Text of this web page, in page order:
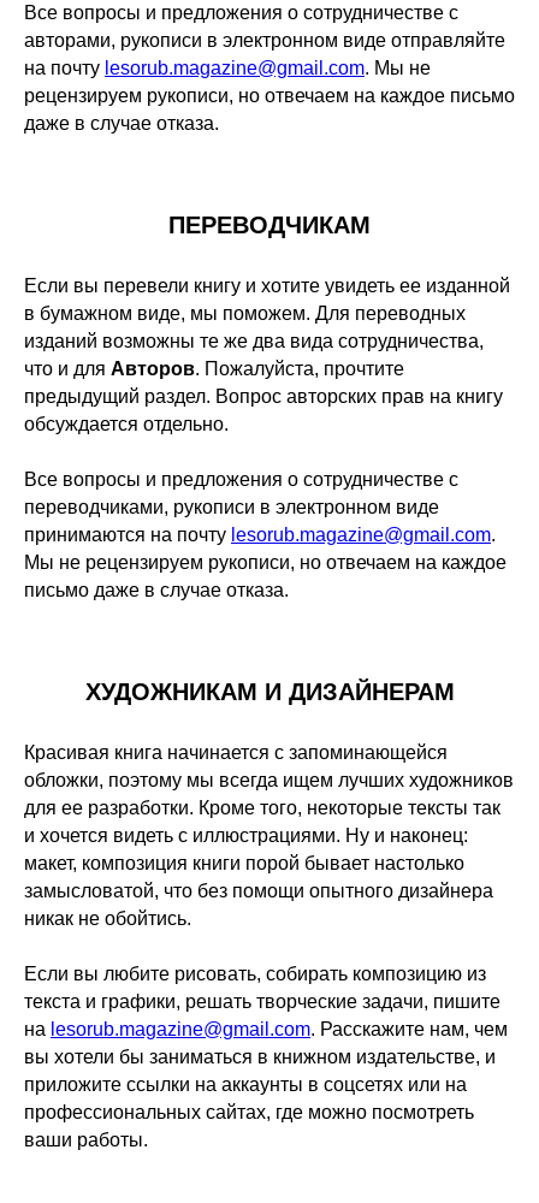
Все вопросы и предложения о сотрудничестве с
авторами, рукописи в электронном виде отправляйте
на почту lesorub.magazine@gmail.com. Мы не
рецензируем рукописи, но отвечаем на каждое письмо
даже в случае отказа.
ПЕРЕВОДЧИКАМ
Если вы перевели книгу и хотите увидеть ее изданной
в бумажном виде, мы поможем. Для переводных
изданий возможны те же два вида сотрудничества,
что и для Авторов. Пожалуйста, прочтите
предыдущий раздел. Вопрос авторских прав на книгу
обсуждается отдельно.
Все вопросы и предложения о сотрудничестве с
переводчиками, рукописи в электронном виде
принимаются на почту lesorub.magazine@gmail.com.
Мы не рецензируем рукописи, но отвечаем на каждое
письмо даже в случае отказа.
ХУДОЖНИКАМ И ДИЗАЙНЕРАМ
Красивая книга начинается с запоминающейся
обложки, поэтому мы всегда ищем лучших художников
для ее разработки. Кроме того, некоторые тексты так
и хочется видеть с иллюстрациями. Ну и наконец:
макет, композиция книги порой бывает настолько
замысловатой, что без помощи опытного дизайнера
никак не обойтись.
Если вы любите рисовать, собирать композицию из
текста и графики, решать творческие задачи, пишите
на lesorub.magazine@gmail.com. Расскажите нам, чем
вы хотели бы заниматься в книжном издательстве, и
приложите ссылки на аккаунты в соцсетях или на
профессиональных сайтах, где можно посмотреть
ваши работы.